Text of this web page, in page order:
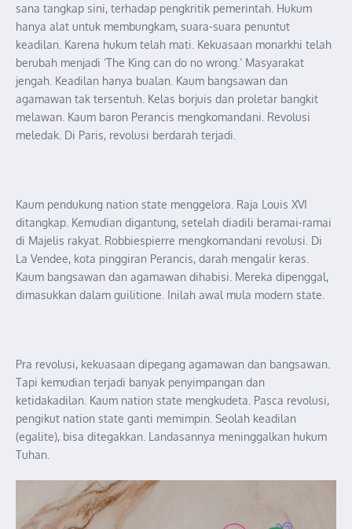
sana tangkap sini, terhadap pengkritik pemerintah. Hukum
hanya alat untuk membungkam, suara-suara penuntut
keadilan. Karena hukum telah mati. Kekuasaan monarkhi telah
berubah menjadi ‘The King can do no wrong.’ Masyarakat
jengah. Keadilan hanya bualan. Kaum bangsawan dan
agamawan tak tersentuh. Kelas borjuis dan proletar bangkit
melawan. Kaum baron Perancis mengkomandani. Revolusi
meledak. Di Paris, revolusi berdarah terjadi.
Kaum pendukung nation state menggelora. Raja Louis XVI
ditangkap. Kemudian digantung, setelah diadili beramai-ramai
di Majelis rakyat. Robbiespierre mengkomandani revolusi. Di
La Vendee, kota pinggiran Perancis, darah mengalir keras.
Kaum bangsawan dan agamawan dihabisi. Mereka dipenggal,
dimasukkan dalam guilitione. Inilah awal mula modern state.
Pra revolusi, kekuasaan dipegang agamawan dan bangsawan.
Tapi kemudian terjadi banyak penyimpangan dan
ketidakadilan. Kaum nation state mengkudeta. Pasca revolusi,
pengikut nation state ganti memimpin. Seolah keadilan
(egalite), bisa ditegakkan. Landasannya meninggalkan hukum
Tuhan.